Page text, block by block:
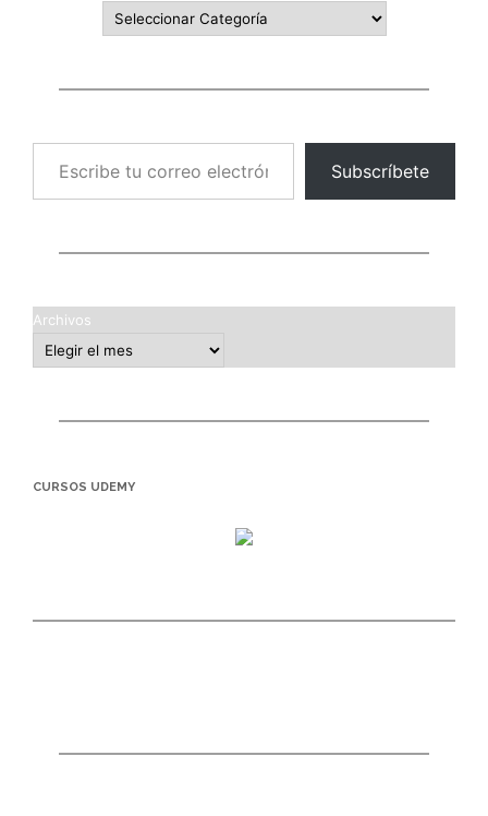
Escribe tu correo electrónico…
Subscríbete
Archivos
CURSOS UDEMY